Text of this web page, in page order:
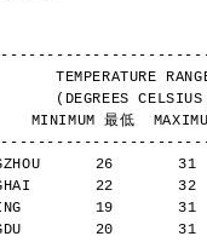
最低  MAXIMUM
26
22       32
19       31
20